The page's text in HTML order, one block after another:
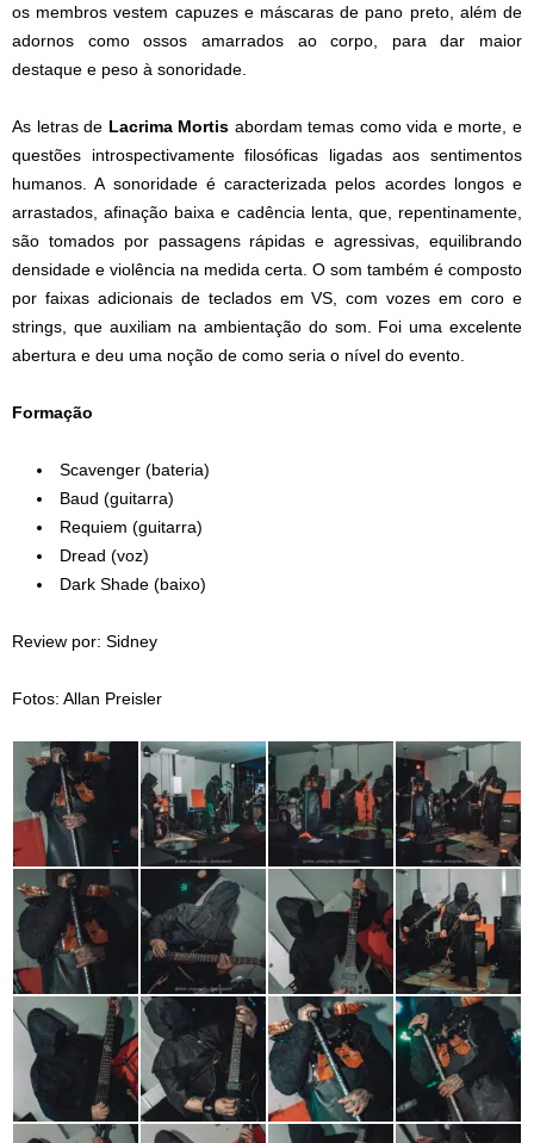
os membros vestem capuzes e máscaras de pano preto, além de
adornos como ossos amarrados ao corpo, para dar maior
destaque e peso à sonoridade.
As letras de Lacrima Mortis abordam temas como vida e morte, e
questões introspectivamente filosóficas ligadas aos sentimentos
humanos. A sonoridade é caracterizada pelos acordes longos e
arrastados, afinação baixa e cadência lenta, que, repentinamente,
são tomados por passagens rápidas e agressivas, equilibrando
densidade e violência na medida certa. O som também é composto
por faixas adicionais de teclados em VS, com vozes em coro e
strings, que auxiliam na ambientação do som. Foi uma excelente
abertura e deu uma noção de como seria o nível do evento.
Formação
Scavenger (bateria)
Baud (guitarra)
Requiem (guitarra)
Dread (voz)
Dark Shade (baixo)
Review por: Sidney
Fotos: Allan Preisler